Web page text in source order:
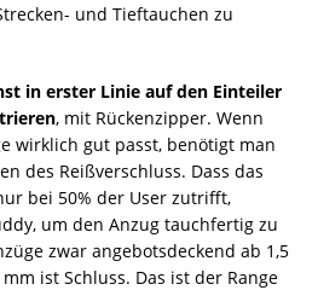
und Tieftauchen zu
in erster Linie auf den Einteiler
, mit Rückenzipper. Wenn
wirklich gut passt, benötigt man
des Reißverschluss. Dass das
bei 50% der User zutrifft,
um den Anzug tauchfertig zu
zwar angebotsdeckend ab 1,5
ist Schluss. Das ist der Range